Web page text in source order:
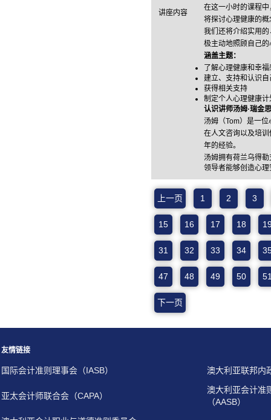
讲座内容
在这一小时的课程
将探讨心理健康的
我们还将介绍实用
极主动地照顾自己
涵盖主题：
了解心理健康和幸福
建立、支持和认识
获得相关支持
制定个人心理健康计
认识讲师汤姆·瑞金
汤姆（Tom）是一
在人文咨询以及培
年的经验。
汤姆拥有荷兰乌得
领导者能够创造心
上一页 1 2 3
15 16 17 18
31 32 33 34
47 48 49 50
下一页
友情链接
国际会计准则理事会（IASB） 澳大利亚联邦内
亚太会计师联合会（CAPA）
澳大利亚会计准
（AASB）